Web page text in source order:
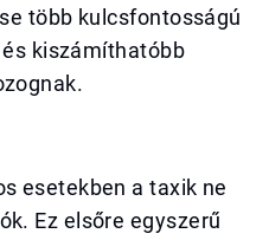
több kulcsfontosságú
kiszámíthatóbb
esetekben a taxik ne
Ez elsőre egyszerű